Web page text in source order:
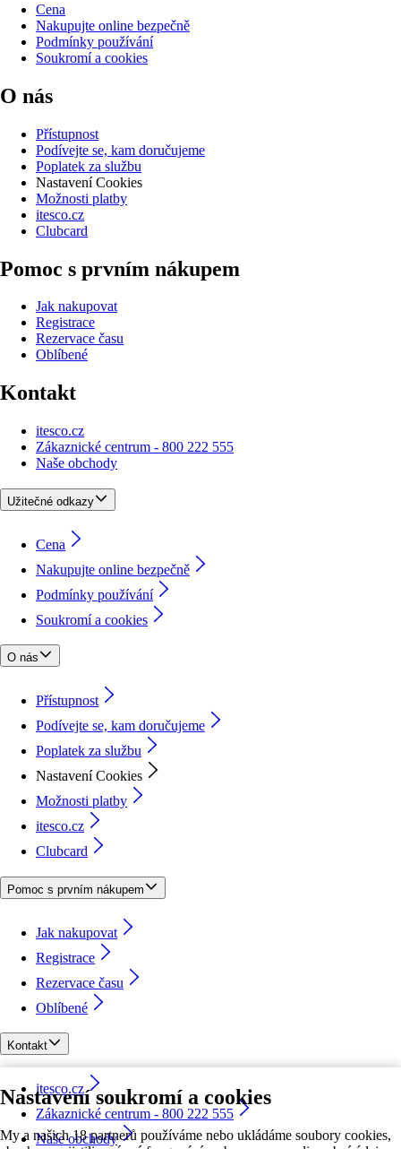
Nastavení soukromí a cookies
My a našich 18 partnerů používáme nebo ukládáme soubory cookies,
Cena
Nakupujte online bezpečně
Podmínky používání
Soukromí a cookies
O nás
Přístupnost
Podívejte se, kam doručujeme
Poplatek za službu
Nastavení Cookies
Možnosti platby
itesco.cz
Clubcard
Pomoc s prvním nákupem
Jak nakupovat
Registrace
Rezervace času
Oblíbené
Kontakt
itesco.cz
Zákaznické centrum - 800 222 555
Naše obchody
Užitečné odkazy
Cena
Nakupujte online bezpečně
Podmínky používání
Soukromí a cookies
O nás
Přístupnost
Podívejte se, kam doručujeme
Poplatek za službu
Nastavení Cookies
Možnosti platby
itesco.cz
Clubcard
Pomoc s prvním nákupem
Jak nakupovat
Registrace
Rezervace času
Oblíbené
Kontakt
itesco.cz
Zákaznické centrum - 800 222 555
Naše obchody